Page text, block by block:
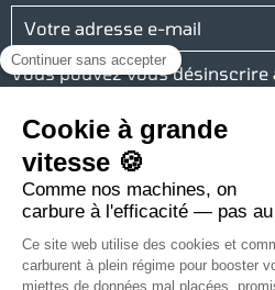
Vous pouvez vous désinscrire
les conditions d'utilisation du
Réseaux sociaux
FacebookYouTubeInstagram
LinkedIn